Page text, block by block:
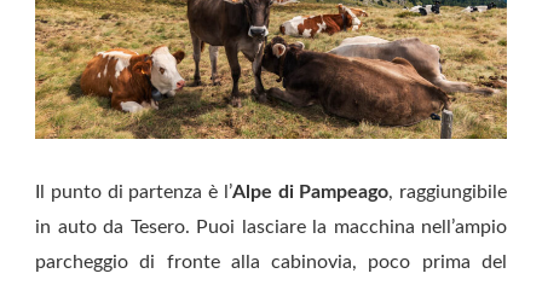
Il punto di partenza è l’Alpe di Pampeago, raggiungibile
in auto da Tesero. Puoi lasciare la macchina nell’ampio
parcheggio di fronte alla cabinovia, poco prima del